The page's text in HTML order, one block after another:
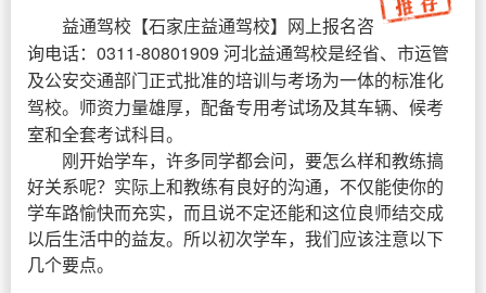
益通驾校 【石家庄益通驾校】网上报名咨
询电话：0311-80801909 河北益通驾校是经省、市运管
及公安交通部门正式批准的培训与考场为一体的标准化
驾校。师资力量雄厚，配备专用考试场及其车辆、候考
室和全套考试科目。
刚开始学车，许多同学都会问，要怎么样和教练搞
好关系呢？实际上和教练有良好的沟通，不仅能使你的
学车路愉快而充实，而且说不定还能和这位良师结交成
以后生活中的益友。所以初次学车，我们应该注意以下
几个要点。